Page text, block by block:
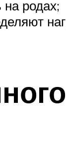
родах;